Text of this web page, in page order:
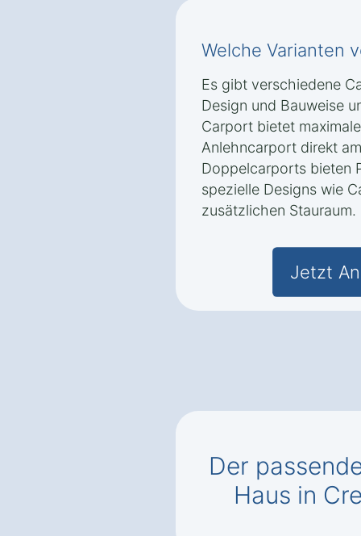
Welche Varianten
Es gibt verschiedene
Design und Bauweise
Carport bietet
Anlehncarport direkt
Doppelcarports bieten
spezielle Designs wie
zusätzlichen Stauraum.
Jetzt
Der
Haus in